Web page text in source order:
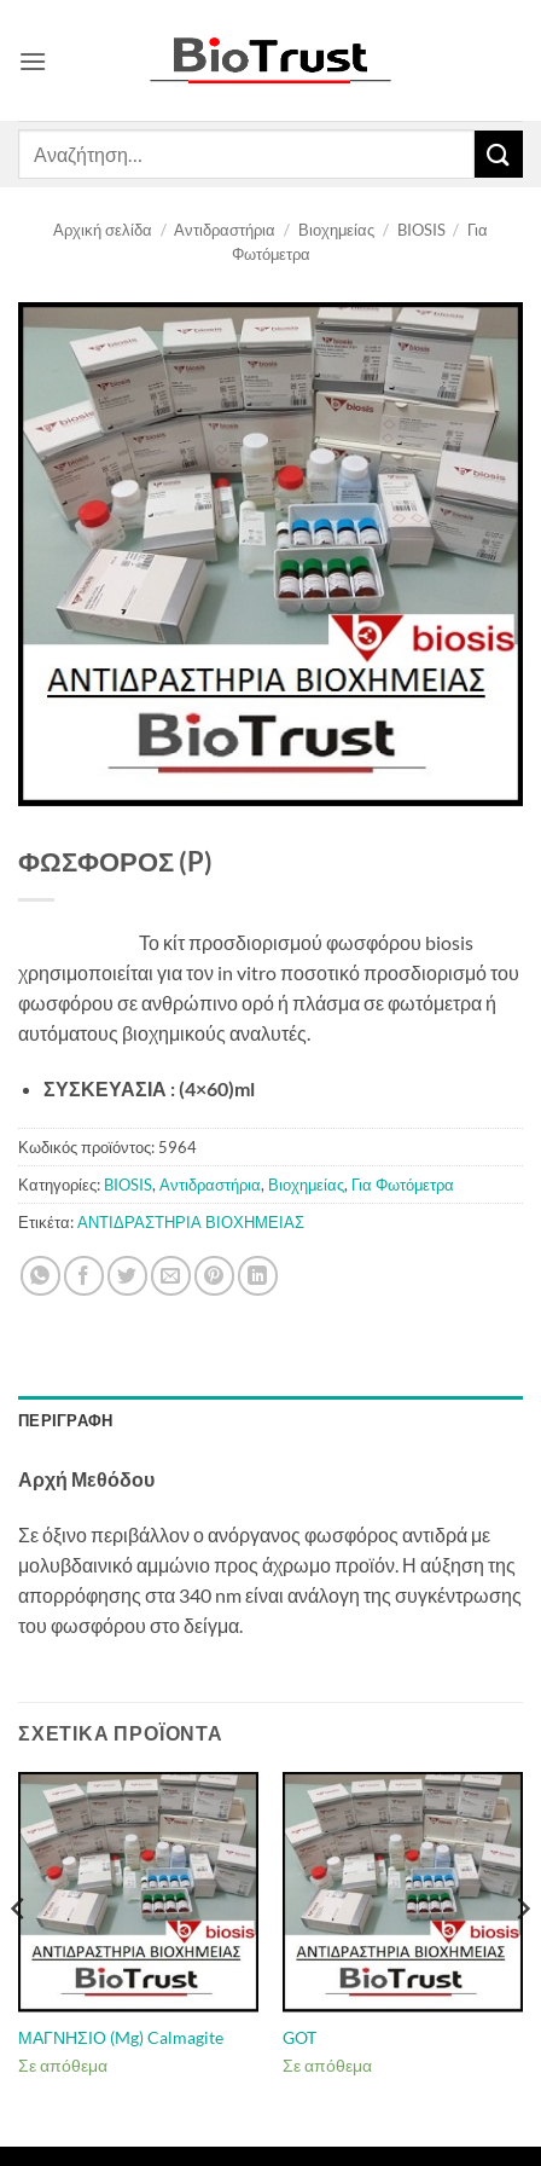
περιεχόμενο
Αναζήτηση
Αρχική σελίδα / Αντιδραστήρια / Βιοχημείας / BIOSIS / Για
Φωτόμετρα
ΦΩΣΦΟΡΟΣ (P)
Το κίτ προσδιορισμού φωσφόρου biosis
χρησιμοποιείται για τον in vitro ποσοτικό προσδιορισμό του
φωσφόρου σε ανθρώπινο ορό ή πλάσμα σε φωτόμετρα ή
αυτόματους βιοχημικούς αναλυτές.
ΣΥΣΚΕΥΑΣΙΑ : (4×60)ml
Κωδικός προϊόντος: 5964
Κατηγορίες: BIOSIS,Αντιδραστήρια, Βιοχημείας, Για Φωτόμετρα
Ετικέτα:ΑΝΤΙΔΡΑΣΤΗΡΙΑ ΒΙΟΧΗΜΕΙΑΣ
ΠΕΡΙΓΡΑΦΉ
Αρχή Μεθόδου
Σε όξινο περιβάλλον ο ανόργανος φωσφόρος αντιδρά με
μολυβδαινικό αμμώνιο προς άχρωμο προϊόν. Η αύξηση της
απορρόφησης στα 340 nm είναι ανάλογη της συγκέντρωσης
του φωσφόρου στο δείγμα.
ΣΧΕΤΙΚΆ ΠΡΟΪΌΝΤΑ
ΜΑΓΝΗΣΙΟ (Mg) Calmagite
Σε απόθεμα
GOT
Σε απόθεμα